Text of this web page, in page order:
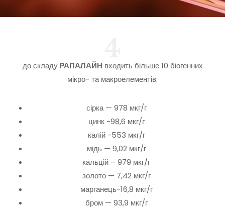
до складуРАПАЛАЙН входить більше 10 біогенних
мікро- та макроелементів:
сірка — 978 мкг/г
цинк -98,6 мкг/г
калій -553 мкг/г
мідь — 9,02 мкг/г
кальцій – 979 мкг/г
золото — 7,42 мкг/г
марганець-16,8 мкг/г
бром — 93,9 мкг/г